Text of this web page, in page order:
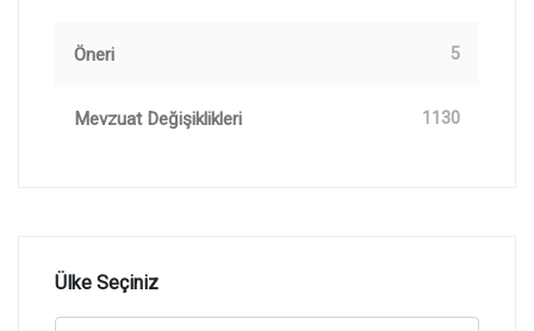
Öneri 5
Mevzuat Değişiklikleri 1130
Ülke Seçiniz